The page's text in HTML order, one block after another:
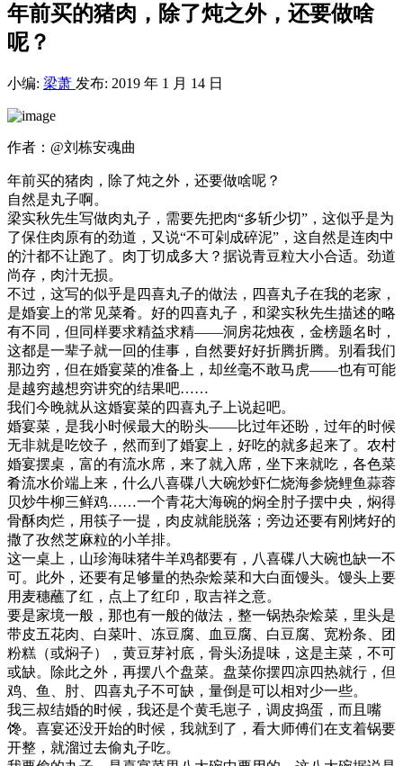
年前买的猪肉，除了炖之外，还要做啥
呢？
小编: 梁萧 发布: 2019 年 1 月 14 日
作者：@刘栋安魂曲
年前买的猪肉，除了炖之外，还要做啥呢？
自然是丸子啊。
梁实秋先生写做肉丸子，需要先把肉“多斩少切”，这似乎是为
了保住肉原有的劲道，又说“不可剁成碎泥”，这自然是连肉中
的汁都不让跑了。肉丁切成多大？据说青豆粒大小合适。劲道
尚存，肉汁无损。
不过，这写的似乎是四喜丸子的做法，四喜丸子在我的老家，
是婚宴上的常见菜肴。好的四喜丸子，和梁实秋先生描述的略
有不同，但同样要求精益求精——洞房花烛夜，金榜题名时，
这都是一辈子就一回的佳事，自然要好好折腾折腾。别看我们
那边穷，但在婚宴菜的准备上，却丝毫不敢马虎——也有可能
是越穷越想穷讲究的结果吧……
我们今晚就从这婚宴菜的四喜丸子上说起吧。
婚宴菜，是我小时候最大的盼头——比过年还盼，过年的时候
无非就是吃饺子，然而到了婚宴上，好吃的就多起来了。农村
婚宴摆桌，富的有流水席，来了就入席，坐下来就吃，各色菜
肴流水价端上来，什么八喜碟八大碗炒虾仁烧海参烧鲤鱼蒜蓉
贝炒牛柳三鲜鸡……一个青花大海碗的焖全肘子摆中央，焖得
骨酥肉烂，用筷子一提，肉皮就能脱落；旁边还要有刚烤好的
撒了孜然芝麻粒的小羊排。
这一桌上，山珍海味猪牛羊鸡都要有，八喜碟八大碗也缺一不
可。此外，还要有足够量的热杂烩菜和大白面馒头。馒头上要
用麦穗蘸了红，点上了红印，取吉祥之意。
要是家境一般，那也有一般的做法，整一锅热杂烩菜，里头是
带皮五花肉、白菜叶、冻豆腐、血豆腐、白豆腐、宽粉条、团
粉糕（或焖子），黄豆芽衬底，骨头汤提味，这是主菜，不可
或缺。除此之外，再摆八个盘菜。盘菜你摆四凉四热就行，但
鸡、鱼、肘、四喜丸子不可缺，量倒是可以相对少一些。
我三叔结婚的时候，我还是个黄毛崽子，调皮捣蛋，而且嘴
馋。喜宴还没开始的时候，我就到了，看大师傅们在支着锅要
开整，就溜过去偷丸子吃。